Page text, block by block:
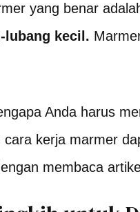
yang benar
lubang kecil.
Anda harus
kerja marmer
membaca